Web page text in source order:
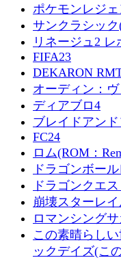
ポケモンレジ
サンクラシック
リネージュ2
FIFA23
DEKARON
オーディン：
ディアブロ4
ブレイドアン
FC24
ロム(ROM：
ドラゴンボー
ドラゴンクエ
崩壊スターレ
ロマンシング
この素晴らし
ックデイズ(こ